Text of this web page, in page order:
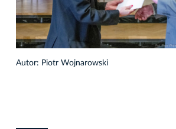
Autor: Piotr Wojnarowski